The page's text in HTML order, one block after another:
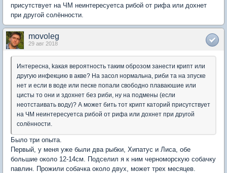
присутствует на ЧМ неинтересуетса рибой от рифа или дохнет
при другой солённости.
movoleg
29 авг 2018
Интересна, kакая вероятность таким оброзом занести крипт или
другую инфекцию в акве? На засол нормальна, риби та на зпуске
нет и если в воде или песке попали свободно плаваюшие или
цисты то они и здохнет без риби, ну на подмены (если
неотстаивать воду)? А может бить тот крипт каторий присутствует
на ЧМ неинтересуетса рибой от рифа или дохнет при другой
солённости.
Было три опыта.
Первый, у меня уже были два рыбки, Хипатус и Лиса, обе
большие около 12-14см. Подселил я к ним черноморскую собачку
павлин. Прожили собачка около двух, может трех месяцев.